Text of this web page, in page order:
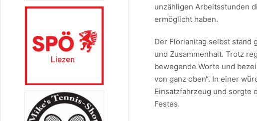
unzähligen Arbeitsstunden
ermöglicht haben.
Der Florianitag selbst stand
und Zusammenhalt. Trotz
bewegende Worte und
von ganz oben“. In einer
Einsatzfahrzeug und sorgte
Festes.